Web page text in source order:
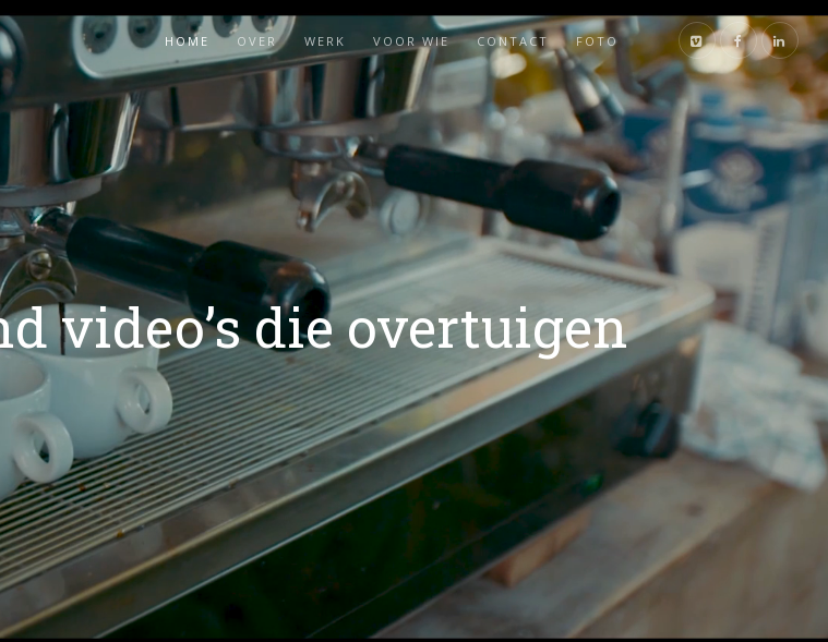
HOME OVER WERK VOOR WIE CONTACT FOTO
video’s die overtuigen